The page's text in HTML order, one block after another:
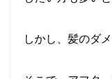
しかし、髪のダ